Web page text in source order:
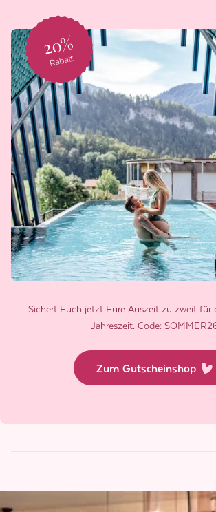
20%
Rabatt
Sichert Euch jetzt Eure Auszeit zu zweit für
Jahreszeit. Code:
Zum Gutscheinshop